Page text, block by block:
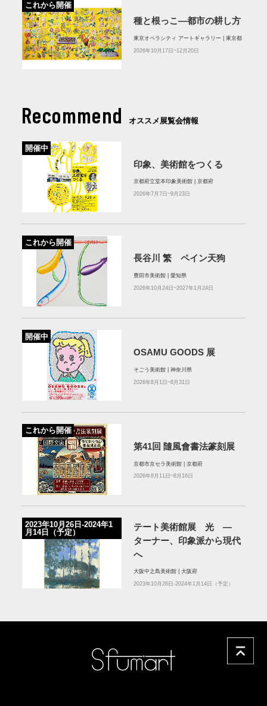
これから開催
種と根っこ―都市の耕し方
東京オペラシティ アートギャラリー | 東京都
2026年10月17日~12月20日
Recommend オススメ展覧会情報
開催中
印象、美術館をつくる
京都府立堂本印象美術館 | 京都府
2026年7月7日~9月23日
これから開催
長谷川 繁 ペイン天狗
豊田市美術館 | 愛知県
2026年10月24日~2027年1月24日
開催中
OSAMU GOODS 展
そごう美術館 | 神奈川県
2026年8月1日~8月31日
これから開催
第41回 隨風會書法篆刻展
京都市京セラ美術館 | 京都府
2026年8月11日~8月16日
2023年10月26日-2024年1
月14日（予定）
テート美術館展 光 ―
ターナー、印象派から現代
へ
大阪中之島美術館 | 大阪府
2023年10月26日-2024年1月14日（予定）